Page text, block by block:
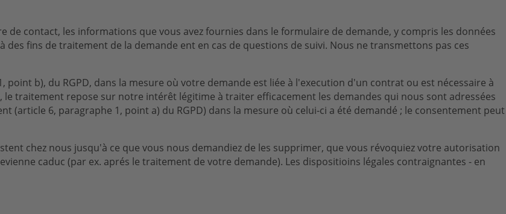
de contact, les informations que vous avez fournies dans le formulaire de demande, y compris les données
des fins de traitement de la demande ent en cas de questions de suivi. Nous ne transmettons pas ces
b), du RGPD, dans la mesure où votre demande est liée à l'execution d'un contrat ou est nécessaire à
traitement repose sur notre intérêt légitime à traiter efficacement les demandes qui nous sont adressées
(article 6, paragraphe 1, point a) du RGPD) dans la mesure où celui-ci a été demandé ; le consentement peut
chez nous jusqu'à ce que vous nous demandiez de les supprimer, que vous révoquiez votre autorisation
caduc (par ex. aprés le traitement de votre demande). Les dispositioins légales contraignantes - en